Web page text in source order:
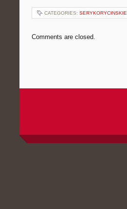
CATEGORIES: SERYKORYCINSKIE
Comments are closed.